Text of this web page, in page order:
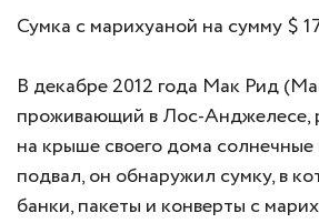
Сумка с марихуаной на сумму $
В декабре 2012 года Мак Рид
проживающий в Лос-Анджелесе,
на крыше своего дома
подвал, он обнаружил сумку, в
банки, пакеты и конверты с